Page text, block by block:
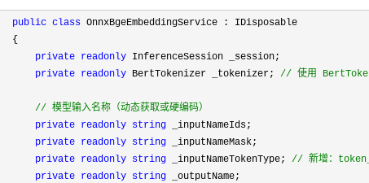
public class OnnxBgeEmbeddingService : IDisposable
  {
private readonly InferenceSession _session;
private readonly BertTokenizer _tokenizer; // 使用
// 模型输入名称（动态获取或硬编码）
private readonly string _inputNameIds;
private readonly string _inputNameMask;
private readonly string _inputNameTokenType; // 新增：
private readonly string _outputName;